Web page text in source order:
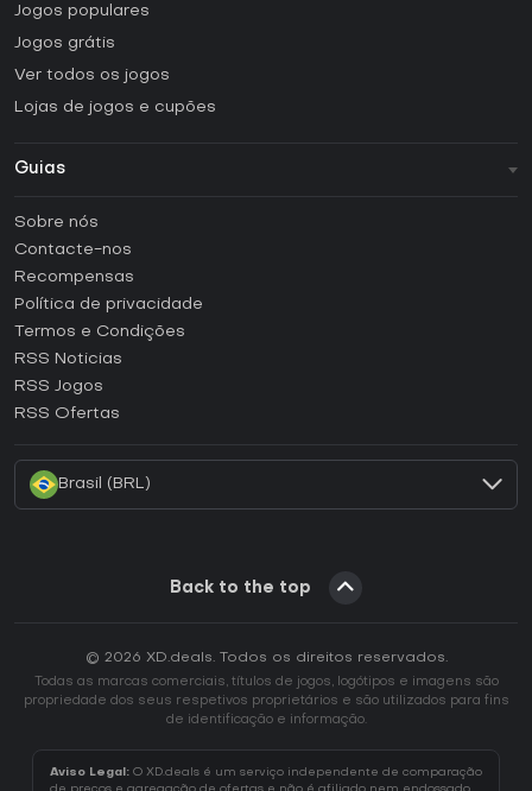
Jogos populares
Jogos grátis
Ver todos os jogos
Lojas de jogos e cupões
Guias
Como ativar uma CD Key Steam?
Como ativar uma CD Key Epic Games?
Como ativar uma CD Key GOG?
Como ativar uma CD Key Ubisoft Connect?
Sobre nós
Contacte-nos
Recompensas
Política de privacidade
Termos e Condições
RSS Noticias
RSS Jogos
RSS Ofertas
Brasil (BRL)
Back to the top
© 2026 XD.deals. Todos os direitos reservados.
Todas as marcas comerciais, títulos de jogos, logótipos e imagens são
propriedade dos seus respetivos proprietários e são utilizados para fins
de identificação e informação.
Aviso Legal: O XD.deals é um serviço independente de comparação